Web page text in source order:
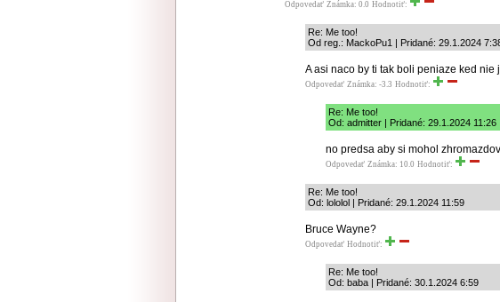
Odpovedať Známka: 0.0 Hodnotiť:
Re: Me too!
Od reg.: MackoPu1 | Pridané: 29.1.2024
A asi naco by ti tak boli peniaze ked nie
Odpovedať Známka: -3.3 Hodnotiť:
Re: Me too!
Od: admitter | Pridané: 29.1.2024 11:26
no predsa aby si mohol
Odpovedať Známka: 10.0 Hodnotiť:
Re: Me too!
Od: lololol | Pridané: 29.1.2024 11:59
Bruce Wayne?
Odpovedať Hodnotiť:
Re: Me too!
Od: baba | Pridané: 30.1.2024 6:59